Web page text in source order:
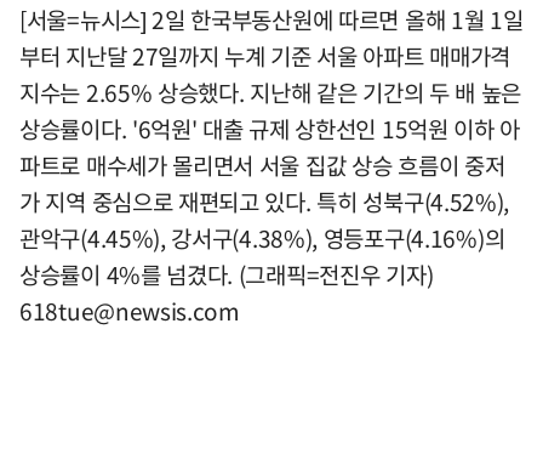
[서울=뉴시스] 2일 한국부동산원에 따르면 올해 1월 1일
부터 지난달 27일까지 누계 기준 서울 아파트 매매가격
지수는 2.65% 상승했다. 지난해 같은 기간의 두 배 높은
상승률이다. '6억원' 대출 규제 상한선인 15억원 이하 아
파트로 매수세가 몰리면서 서울 집값 상승 흐름이 중저
가 지역 중심으로 재편되고 있다. 특히 성북구(4.52%),
관악구(4.45%), 강서구(4.38%), 영등포구(4.16%)의
상승률이 4%를 넘겼다. (그래픽=전진우 기자)
618tue@newsis.com